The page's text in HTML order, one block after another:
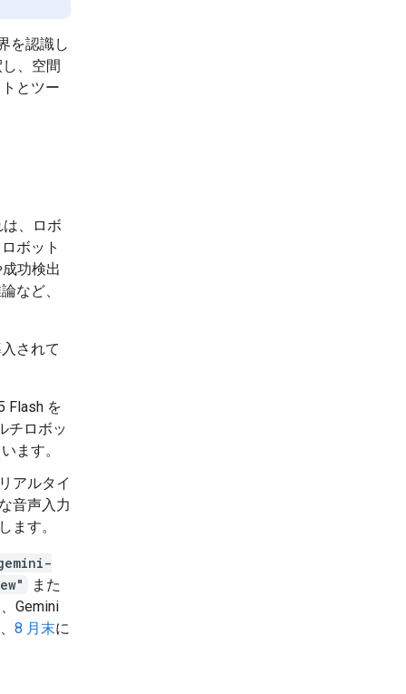
を認識し
、空間
とツー
、ロボ
ボット
功検出
など、
されて
Flash を
チロボッ
ます。
アルタイ
音声入力
ます。
また
Gemini
8 月末に